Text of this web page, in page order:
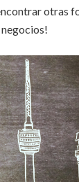
otras